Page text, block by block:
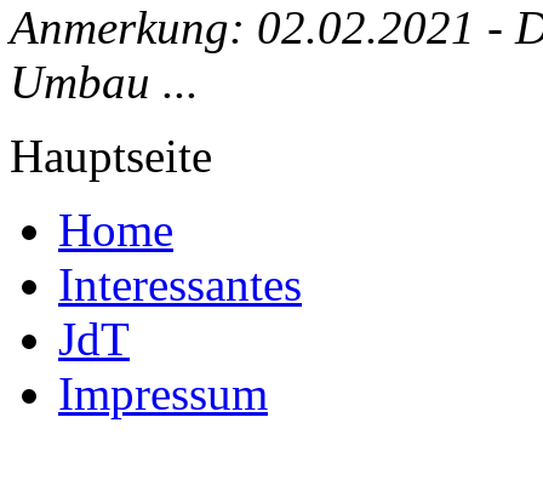
Anmerkung: 02.02.2021 -
Umbau ...
Hauptseite
Home
Interessantes
JdT
Impressum